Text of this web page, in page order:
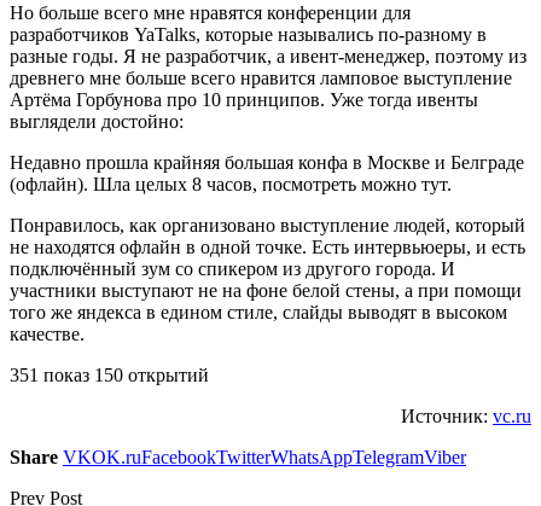
Но больше всего мне нравятся конференции для
разработчиков YaTalks, которые назывались по-разному в
разные годы. Я не разработчик, а ивент-менеджер, поэтому из
древнего мне больше всего нравится ламповое выступление
Артёма Горбунова про 10 принципов. Уже тогда ивенты
выглядели достойно:
Недавно прошла крайняя большая конфа в Москве и Белграде
(офлайн). Шла целых 8 часов, посмотреть можно тут.
Понравилось, как организовано выступление людей, который
не находятся офлайн в одной точке. Есть интервьюеры, и есть
подключённый зум со спикером из другого города. И
участники выступают не на фоне белой стены, а при помощи
того же яндекса в едином стиле, слайды выводят в высоком
качестве.
351 показ 150 открытий
Источник: vc.ru
Share VKOK.ruFacebookTwitterWhatsAppTelegramViber
Prev Post